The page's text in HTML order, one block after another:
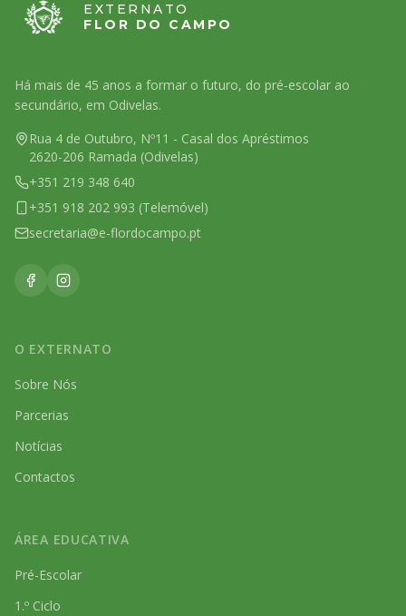
EXTERNATO
FLOR DO CAMPO
Há mais de 45 anos a formar o futuro, do pré-escolar ao
secundário, em Odivelas.
Rua 4 de Outubro, Nº11 - Casal dos Apréstimos
2620-206 Ramada (Odivelas)
+351 219 348 640
+351 918 202 993 (Telemóvel)
secretaria@e-flordocampo.pt
O EXTERNATO
Sobre Nós
Parcerias
Notícias
Contactos
ÁREA EDUCATIVA
Pré-Escolar
1.º Ciclo